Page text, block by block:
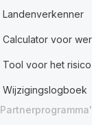
Landenverkenner
Calculator voor
Tool voor het
Wijzigingslogboek